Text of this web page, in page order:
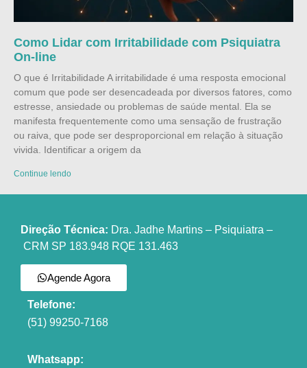
Como Lidar com Irritabilidade com Psiquiatra
On-line
O que é Irritabilidade A irritabilidade é uma resposta emocional
comum que pode ser desencadeada por diversos fatores, como
estresse, ansiedade ou problemas de saúde mental. Ela se
manifesta frequentemente como uma sensação de frustração
ou raiva, que pode ser desproporcional em relação à situação
vivida. Identificar a origem da
Continue lendo
Direção Técnica: Dra. Jadhe Martins – Psiquiatra –
CRM SP 183.948 RQE 131.463
Agende Agora
Telefone:
(51) 99250-7168
Whatsapp: